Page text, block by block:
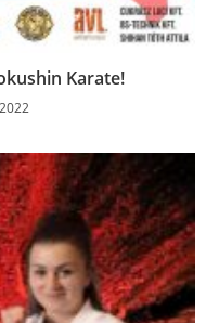
Karate!